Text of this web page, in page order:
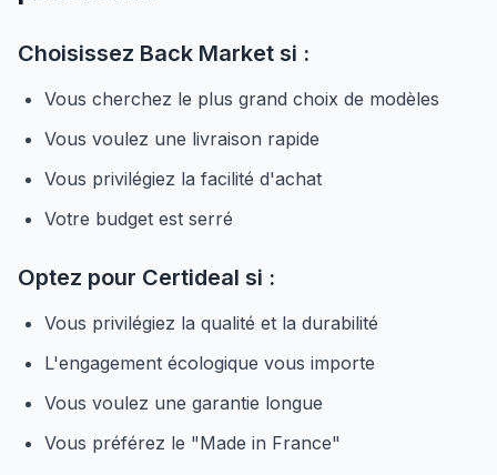
Choisissez Back Market si :
Vous cherchez le plus grand choix de modèles
Vous voulez une livraison rapide
Vous privilégiez la facilité d'achat
Votre budget est serré
Optez pour Certideal si :
Vous privilégiez la qualité et la durabilité
L'engagement écologique vous importe
Vous voulez une garantie longue
Vous préférez le "Made in France"